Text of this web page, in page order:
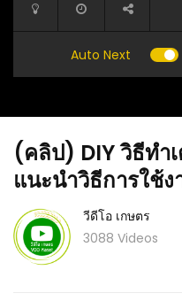
Auto Next
นแตก
(คลิป) DIY วิธีทำ
แนะนำวิธีการใช้ง
วีดีโอ เกษตร
3088 Videos